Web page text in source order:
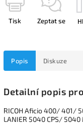
Tisk Zeptat se
Popis Diskuze
Detailní popis
RICOH Aficio 400/ 401/
LANIER 5040 CPS/ 5040